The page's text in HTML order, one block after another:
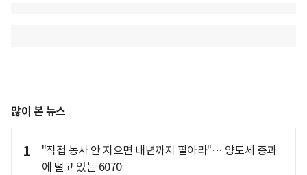
많이 본 뉴스
1
"직접 농사 안 지으면 내년까지 팔아라"… 양도세 중과
에 떨고 있는 6070